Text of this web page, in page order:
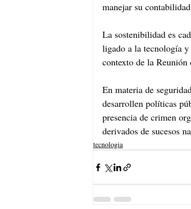
manejar su
La sostenibilidad es
ligado a la tecnología y
contexto de la
En materia de
desarrollen políticas
presencia de crimen
derivados de sucesos
tecnologia